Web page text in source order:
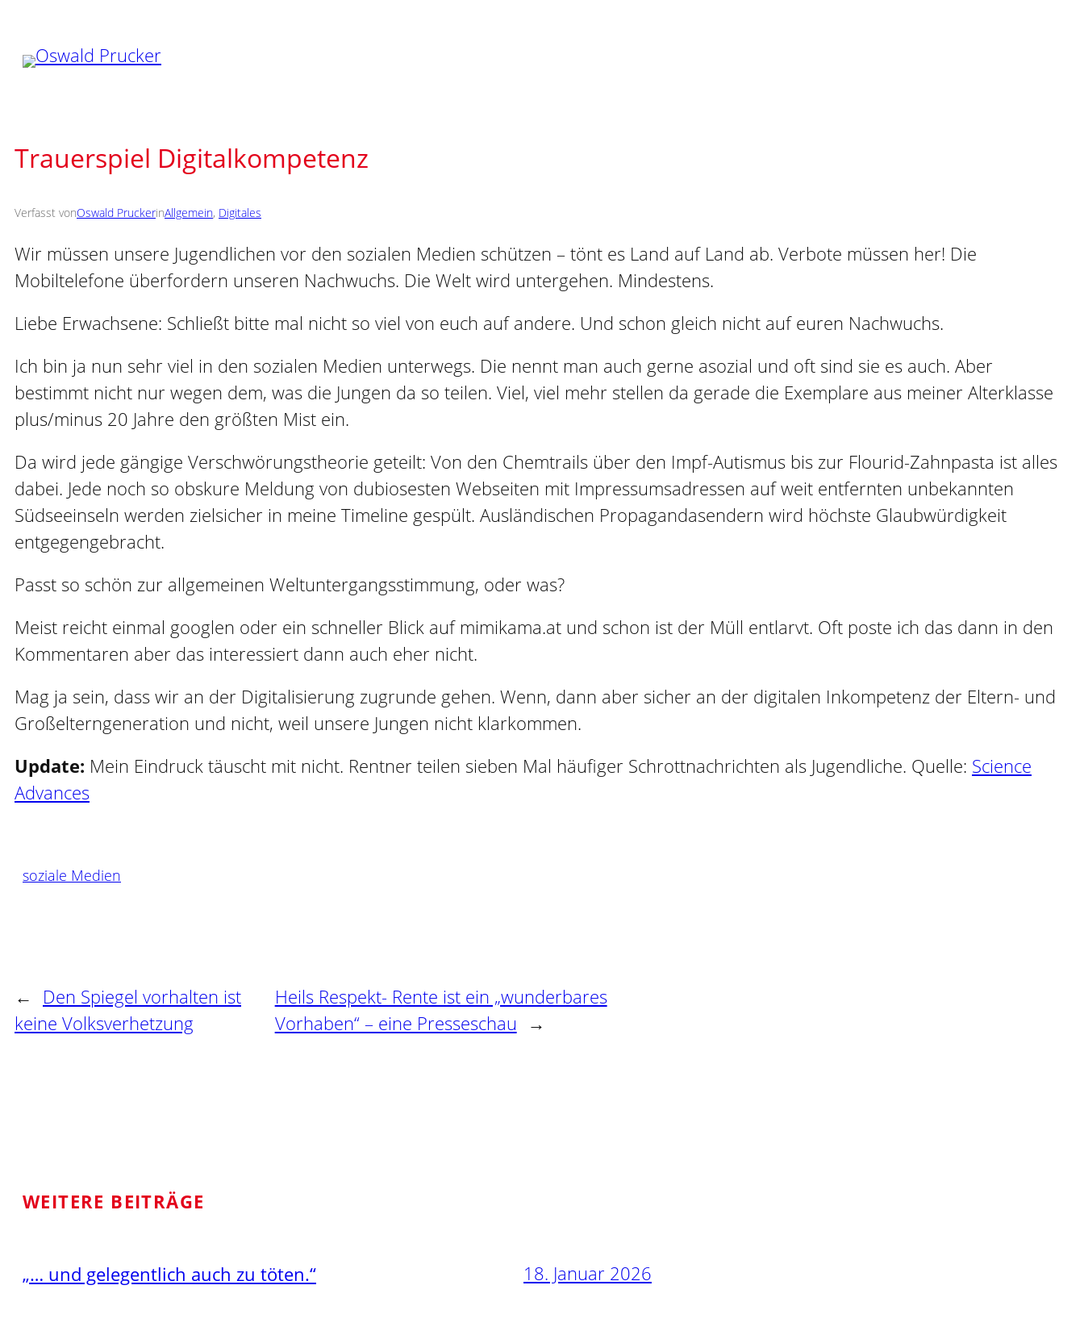
Inhalt
springen
Trauerspiel Digitalkompetenz
Verfasst vonOswald PruckerinAllgemein, Digitales
Wir müssen unsere Jugendlichen vor den sozialen Medien schützen – tönt es Land auf Land ab. Verbote müssen her! Die
Mobiltelefone überfordern unseren Nachwuchs. Die Welt wird untergehen. Mindestens.
Liebe Erwachsene: Schließt bitte mal nicht so viel von euch auf andere. Und schon gleich nicht auf euren Nachwuchs.
Ich bin ja nun sehr viel in den sozialen Medien unterwegs. Die nennt man auch gerne asozial und oft sind sie es auch. Aber
bestimmt nicht nur wegen dem, was die Jungen da so teilen. Viel, viel mehr stellen da gerade die Exemplare aus meiner Alterklasse
plus/minus 20 Jahre den größten Mist ein.
Da wird jede gängige Verschwörungstheorie geteilt: Von den Chemtrails über den Impf-Autismus bis zur Flourid-Zahnpasta ist alles
dabei. Jede noch so obskure Meldung von dubiosesten Webseiten mit Impressumsadressen auf weit entfernten unbekannten
Südseeinseln werden zielsicher in meine Timeline gespült. Ausländischen Propagandasendern wird höchste Glaubwürdigkeit
entgegengebracht.
Passt so schön zur allgemeinen Weltuntergangsstimmung, oder was?
Meist reicht einmal googlen oder ein schneller Blick auf mimikama.at und schon ist der Müll entlarvt. Oft poste ich das dann in den
Kommentaren aber das interessiert dann auch eher nicht.
Mag ja sein, dass wir an der Digitalisierung zugrunde gehen. Wenn, dann aber sicher an der digitalen Inkompetenz der Eltern- und
Großelterngeneration und nicht, weil unsere Jungen nicht klarkommen.
Update: Mein Eindruck täuscht mit nicht. Rentner teilen sieben Mal häufiger Schrottnachrichten als Jugendliche. Quelle: Science
Advances
soziale Medien
←
Den Spiegel vorhalten ist
keine Volksverhetzung
Heils Respekt- Rente ist ein „wunderbares
Vorhaben“ – eine Presseschau
→
WEITERE BEITRÄGE
„… und gelegentlich auch zu töten.“ 18. Januar 2026